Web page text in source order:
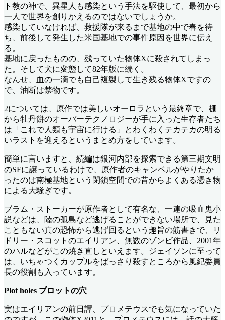
ト教の神で、異星人も感染という手法を駆使して、最初から
一人で世界を創りかえるのではないでしょうか。
感染していなければ、救援隊が来るまで基地の中で春を待
ち、前後して発生した米国基地での事件原因を世界に伝え
る。
基地に戻ったものの、残っていた物体Xに殺されてしまっ
た。そして犬に変態して82年版に続く。
なんせ、血の一滴でも自己複製して生き残る物体Xですの
で、油断は禁物です。
2については、原作では美しいオーロラという最終章で、棚
から牡丹餅のオーバーテクノロジーが手に入った生存者たち
は「これで人類も宇宙に行ける」とわくわくテカテカの明る
いラストを迎えるというまとめ方をしています。
簡単に言いますと、続編は銀河内部を探索できる第三期文明
のSFに譲っているわけで、原作者のキャンベルがやりたか
ったのは南極基地という閉鎖空間での昔からよくある憑き物
による大騒ぎです。
ブラム・ストーカーが原作者として有名な、一連の吸血鬼小
説などは、陸の孤島など逃げることができない場所で、見た
こともない真の恐怖から逃げ回るという趣旨の筋書きで、リ
ドリー・スコットのエイリアン、無数のゾンビ作品、2001年
のハルなどがこの焼き直しといえます。ジェイソンに至って
は、いちゃつくカップルをばっさり殺すところから風紀委員
長の役割も入っています。
Plot holes プロットの穴
実はエイリアンの前日譚、プロメテウスでも気になっていた